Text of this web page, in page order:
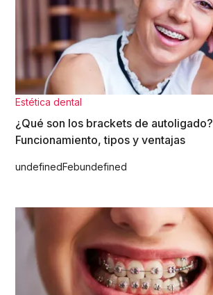
Estética dental
¿Qué son los brackets de autoligado?
Funcionamiento, tipos y ventajas
undefinedFebundefined